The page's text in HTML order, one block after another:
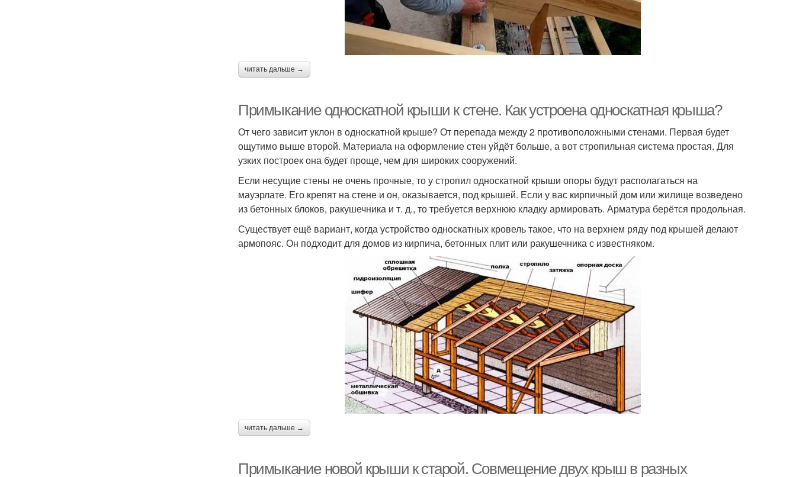
читать дальше →
Примыкание односкатной крыши к стене. Как устроена односкатная крыша?
От чего зависит уклон в односкатной крыше? От перепада между 2 противоположными стенами. Первая будет
ощутимо выше второй. Материала на оформление стен уйдёт больше, а вот стропильная система простая. Для
узких построек она будет проще, чем для широких сооружений.
Если несущие стены не очень прочные, то у стропил односкатной крыши опоры будут располагаться на
мауэрлате. Его крепят на стене и он, оказывается, под крышей. Если у вас кирпичный дом или жилище возведено
из бетонных блоков, ракушечника и т. д., то требуется верхнюю кладку армировать. Арматура берётся продольная.
Существует ещё вариант, когда устройство односкатных кровель такое, что на верхнем ряду под крышей делают
армопояс. Он подходит для домов из кирпича, бетонных плит или ракушечника с известняком.
читать дальше →
Примыкание новой крыши к старой. Совмещение двух крыш в разных